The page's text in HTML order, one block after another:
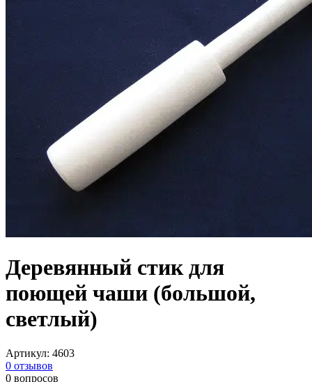
Деревянный стик для
поющей чаши (большой,
светлый)
Артикул: 4603
0 отзывов
0 вопросов